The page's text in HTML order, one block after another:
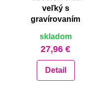
veľký s
gravírovaním
skladom
27,96 €
Detail